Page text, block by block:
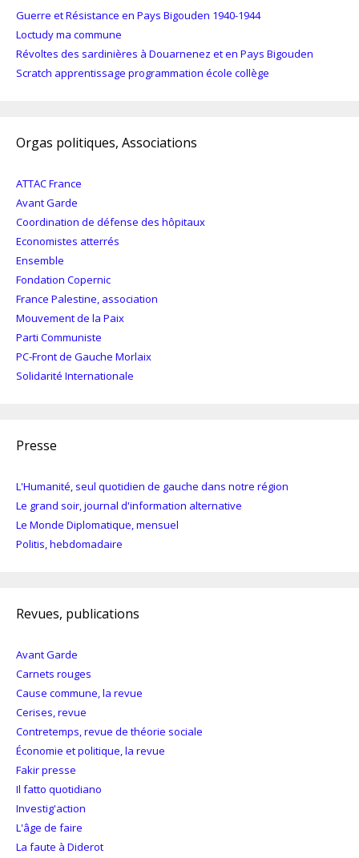
Guerre et Résistance en Pays Bigouden 1940-1944
Loctudy ma commune
Révoltes des sardinières à Douarnenez et en Pays Bigouden
Scratch apprentissage programmation école collège
Orgas politiques, Associations
ATTAC France
Avant Garde
Coordination de défense des hôpitaux
Economistes atterrés
Ensemble
Fondation Copernic
France Palestine, association
Mouvement de la Paix
Parti Communiste
PC-Front de Gauche Morlaix
Solidarité Internationale
Presse
L'Humanité, seul quotidien de gauche dans notre région
Le grand soir, journal d'information alternative
Le Monde Diplomatique, mensuel
Politis, hebdomadaire
Revues, publications
Avant Garde
Carnets rouges
Cause commune, la revue
Cerises, revue
Contretemps, revue de théorie sociale
Économie et politique, la revue
Fakir presse
Il fatto quotidiano
Investig'action
L'âge de faire
La faute à Diderot